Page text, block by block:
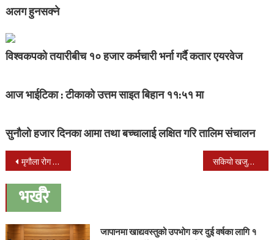
अलग हुनसक्ने
विश्वकपको तयारीबीच १० हजार कर्मचारी भर्ना गर्दै कतार एयरवेज
आज भाईटिका : टीकाको उत्तम साइत बिहान ११:५१ मा
सुनौलो हजार दिनका आमा तथा बच्चालाई लक्षित गरि तालिम संचालन
Post
navigation
मृगौला रोग सम्बन्धी बृहत अन्तक्रिया नेपालगंजमा हुने सकियो खजुरा महोत्सव
भर्खरै
जापानमा खाद्यवस्तुको उपभोग कर दुई वर्षका लागि १